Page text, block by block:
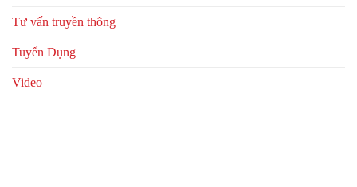
Tư vấn truyền thông
Tuyển Dụng
Video